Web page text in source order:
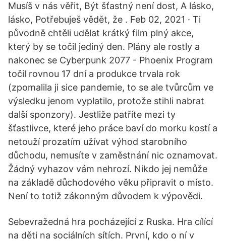
Musíš v nás věřit, Být šťastný není dost, A lásko,
lásko, Potřebuješ vědět, že . Feb 02, 2021 · Ti
původně chtěli udělat krátký film plný akce,
který by se točil jediný den. Plány ale rostly a
nakonec se Cyberpunk 2077 - Phoenix Program
točil rovnou 17 dní a produkce trvala rok
(zpomalila ji sice pandemie, to se ale tvůrcům ve
výsledku jenom vyplatilo, protože stihli nabrat
další sponzory). Jestliže patříte mezi ty
šťastlivce, které jeho práce baví do morku kostí a
netouží prozatím užívat výhod starobního
důchodu, nemusíte v zaměstnání nic oznamovat.
Žádný vyhazov vám nehrozí. Nikdo jej nemůže
na základě důchodového věku připravit o místo.
Není to totiž zákonným důvodem k výpovědi.
Sebevražedná hra pocházející z Ruska. Hra cílící
na děti na sociálních sítích. První, kdo o ní v